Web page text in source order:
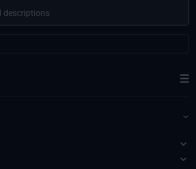
☰
›